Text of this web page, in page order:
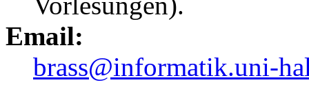
Email:
brass@informatik.uni-